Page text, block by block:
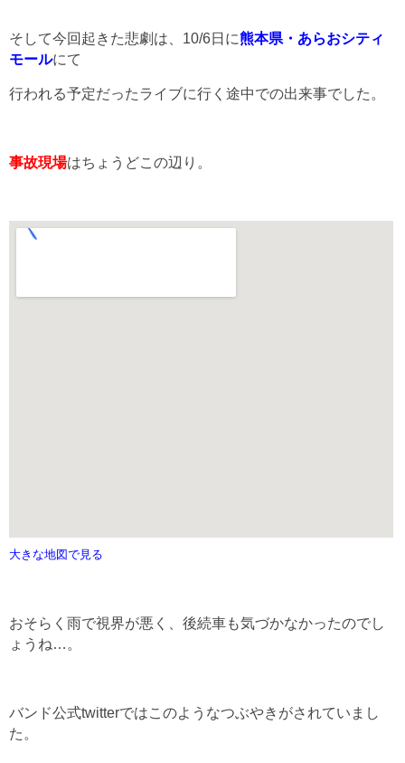
そして今回起きた悲劇は、10/6日に熊本県・あらおシティ
モールにて
行われる予定だったライブに行く途中での出来事でした。
事故現場はちょうどこの辺り。
大きな地図で見る
おそらく雨で視界が悪く、後続車も気づかなかったのでし
ょうね…。
バンド公式twitterではこのようなつぶやきがされていまし
た。